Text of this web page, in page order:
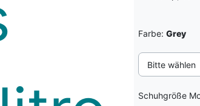
Farbe: Grey
Bitte wählen
Schuhgröße